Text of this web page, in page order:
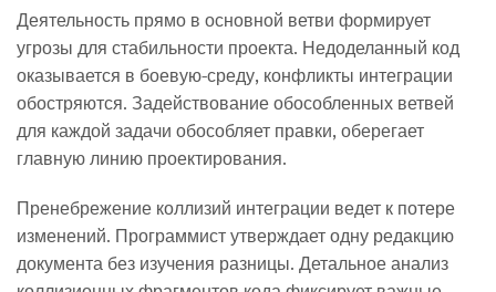
Деятельность прямо в основной ветви формирует
угрозы для стабильности проекта. Недоделанный код
оказывается в боевую-среду, конфликты интеграции
обостряются. Задействование обособленных ветвей
для каждой задачи обособляет правки, оберегает
главную линию проектирования.
Пренебрежение коллизий интеграции ведет к потере
изменений. Программист утверждает одну редакцию
документа без изучения разницы. Детальное анализ